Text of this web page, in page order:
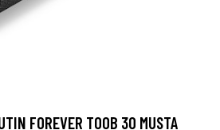
FOREVER TOOB 30 MUSTA